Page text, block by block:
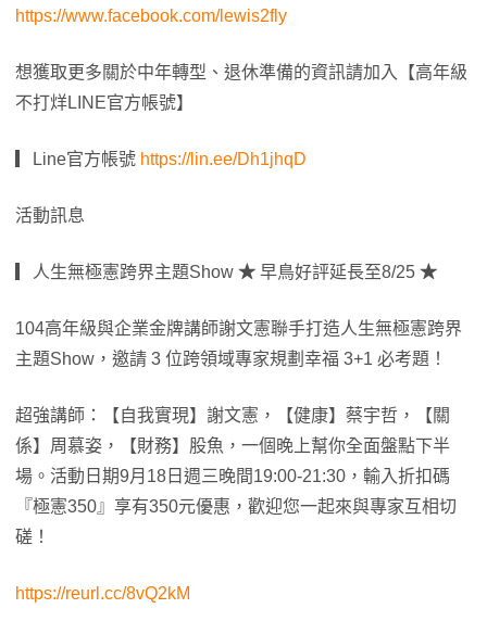
https://www.facebook.com/lewis2fly
想獲取更多關於中年轉型、退休準備的資訊請加入【高年級
不打烊LINE官方帳號】
▎Line官方帳號 https://lin.ee/Dh1jhqD
活動訊息
▎人生無極憲跨界主題Show ★ 早鳥好評延長至8/25 ★
104高年級與企業金牌講師謝文憲聯手打造人生無極憲跨界
主題Show，邀請 3 位跨領域專家規劃幸福 3+1 必考題！
超強講師：【自我實現】謝文憲，【健康】蔡宇哲，【關
係】周慕姿，【財務】股魚，一個晚上幫你全面盤點下半
場。活動日期9月18日週三晚間19:00-21:30，輸入折扣碼
『極憲350』享有350元優惠，歡迎您一起來與專家互相切
磋！
https://reurl.cc/8vQ2kM